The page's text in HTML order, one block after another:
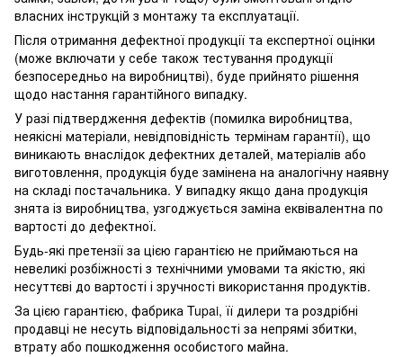
власних інструкцій з монтажу та експлуатації.
Після отримання дефектної продукції та експертної оцінки
(може включати у себе також тестування продукції
безпосередньо на виробництві), буде прийнято рішення
щодо настання гарантійного випадку.
У разі підтвердження дефектів (помилка виробництва,
неякісні матеріали, невідповідність термінам гарантії), що
виникають внаслідок дефектних деталей, матеріалів або
виготовлення, продукція буде замінена на аналогічну наявну
на складі постачальника. У випадку якщо дана продукція
знята із виробництва, узгоджується заміна еквівалентна по
вартості до дефектної.
Будь-які претензії за цією гарантією не приймаються на
невеликі розбіжності з технічними умовами та якістю, які
несуттєві до вартості і зручності використання продуктів.
За цією гарантією, фабрика Tupai, її дилери та роздрібні
продавці не несуть відповідальності за непрямі збитки,
втрату або пошкодження особистого майна.